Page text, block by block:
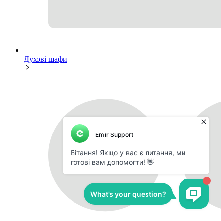
Духові шафи